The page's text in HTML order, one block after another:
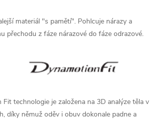
materiál "s pamětí". Pohlcuje nárazy a
přechodu z fáze nárazové do fáze odrazové.
technologie je založena na 3D analýze těla v
díky němuž oděv i obuv dokonale padne a